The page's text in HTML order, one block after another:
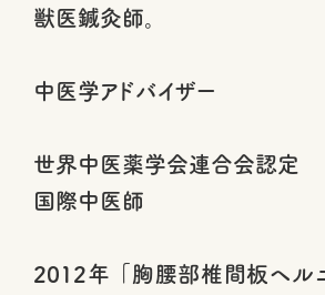
獣医鍼灸師。
中医学アドバイザー
世界中医薬学会連合会認定
国際中医師
2012年 「胸腰部椎間板ヘル